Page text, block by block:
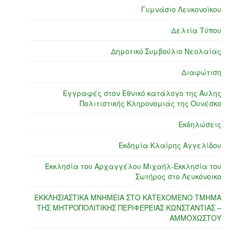
Γυμνάσιο Λευκονοίκου
Δελτία Τύπου
Δημοτικό Συμβούλιο Νεολαίας
Διαφώτιση
Εγγραφές στον Εθνικό κατάλογο της Άυλης
Πολιτιστικής Κληρονομιάς της Ουνέσκο
Εκδηλώσεις
Εκδημία Κλαίρης Αγγελίδου
Εκκλησία του Αρχαγγέλου Μιχαήλ-Εκκλησία του
Σωτήρος στο Λευκόνοικο
ΕΚΚΛΗΣΙΑΣΤΙΚΑ ΜΝΗΜΕΙΑ ΣΤΟ ΚΑΤΕΧΟΜΕΝΟ ΤΜΗΜΑ
ΤΗΣ ΜΗΤΡΟΠΟΛΙΤΙΚΗΣ ΠΕΡΙΦΕΡΕΙΑΣ ΚΩΝΣΤΑΝΤΙΑΣ –
ΑΜΜΟΧΩΣΤΟΥ